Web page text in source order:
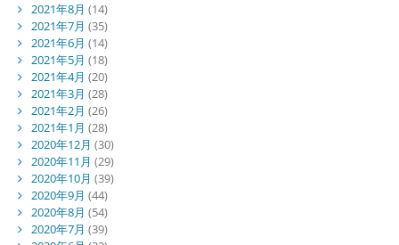
2021年8月 (14)
2021年7月 (35)
2021年6月 (14)
2021年5月 (18)
2021年4月 (20)
2021年3月 (28)
2021年2月 (26)
2021年1月 (28)
2020年12月 (30)
2020年11月 (29)
2020年10月 (39)
2020年9月 (44)
2020年8月 (54)
2020年7月 (39)